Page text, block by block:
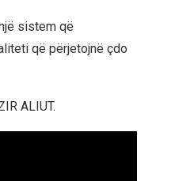
sistem që
që përjetojnë çdo
ALIUT.